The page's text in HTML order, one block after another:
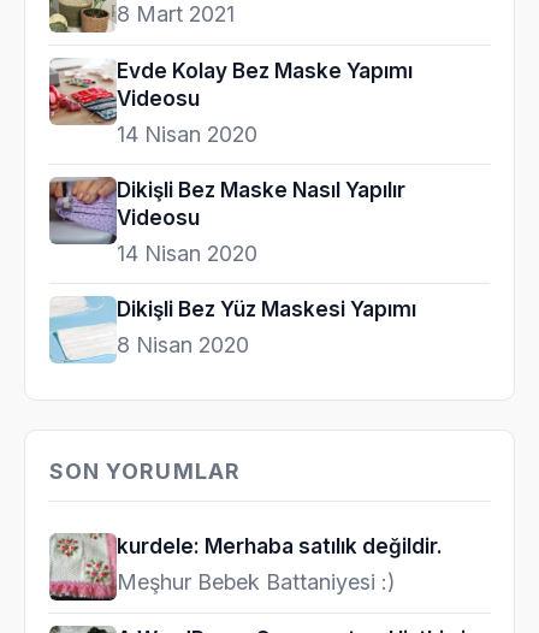
8 Mart 2021
Evde Kolay Bez Maske Yapımı
Videosu
14 Nisan 2020
Dikişli Bez Maske Nasıl Yapılır
Videosu
14 Nisan 2020
Dikişli Bez Yüz Maskesi Yapımı
8 Nisan 2020
SON YORUMLAR
kurdele: Merhaba satılık değildir.
Meşhur Bebek Battaniyesi :)